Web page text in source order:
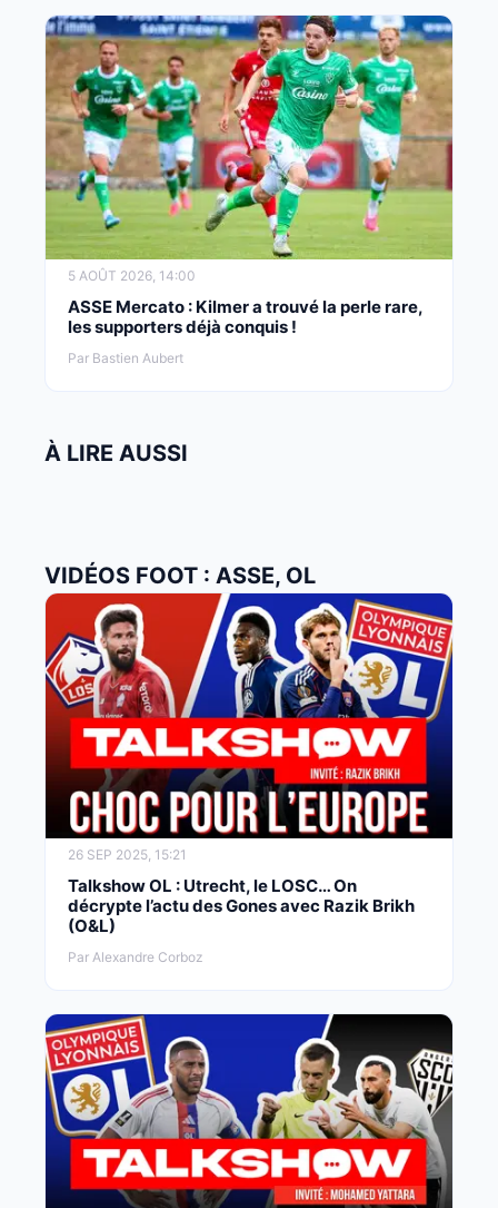
5 AOÛT 2026, 14:00
ASSE Mercato : Kilmer a trouvé la perle rare,
les supporters déjà conquis !
Par Bastien Aubert
À LIRE AUSSI
VIDÉOS FOOT : ASSE, OL
26 SEP 2025, 15:21
Talkshow OL : Utrecht, le LOSC… On
décrypte l’actu des Gones avec Razik Brikh
(O&L)
Par Alexandre Corboz